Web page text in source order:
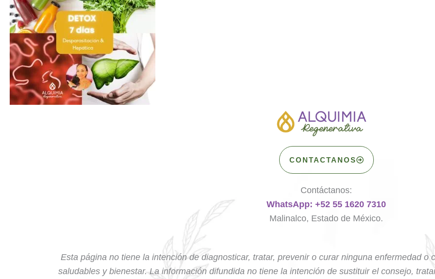
CONTACTANOS
Contáctanos:
WhatsApp: +52 55 1620 7310
Malinalco, Estado de México.
Esta página no tiene la intención de diagnosticar, tratar, prevenir o curar ninguna enfermedad o
saludables y bienestar. La información difundida no tiene la intención de sustituir el consejo,